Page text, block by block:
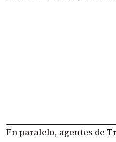
En paralelo, agentes de